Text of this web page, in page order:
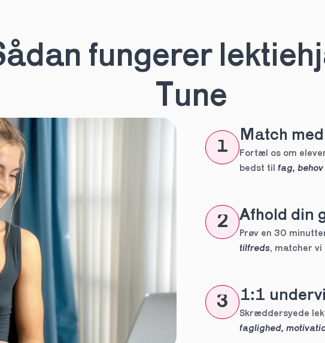
vi dig?
Fortsæt
prøvetime - ingen forpligtelser
fungerer
Tune
1
Match
Fortæl os om
bedst til fag,
2 Afhold din
Prøv en 30
tilfreds, matcher vi
3 1:1
faglighed,